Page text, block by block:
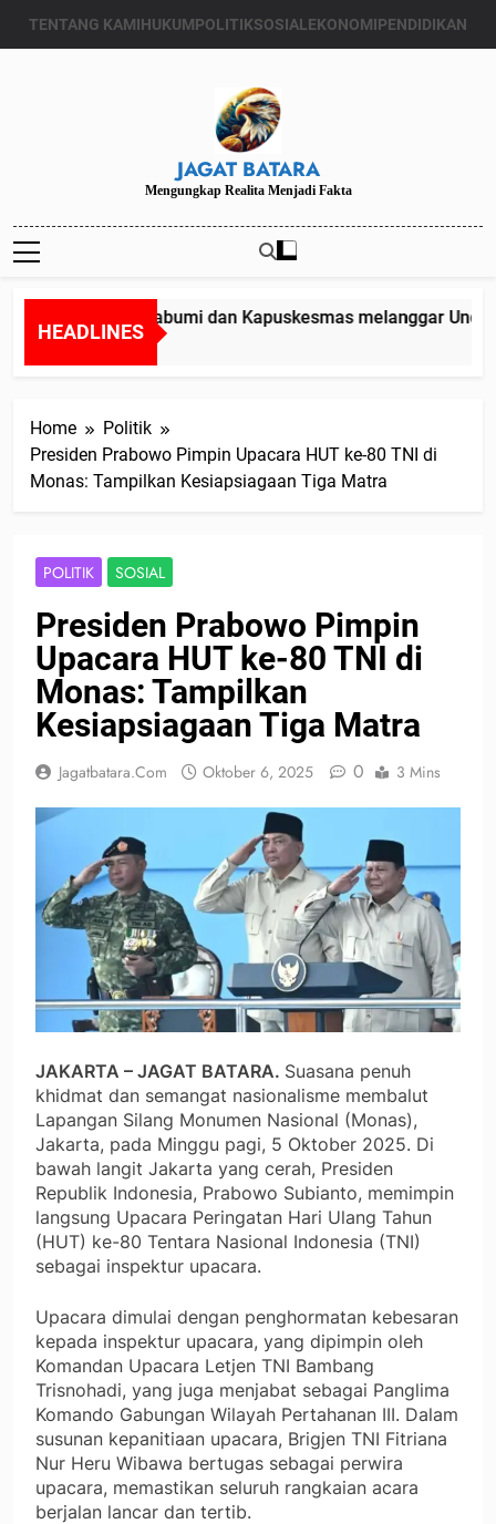
TENTANG KAMIHUKUMPOLITIKSOSIALEKONOMIPENDIDIKAN
JAGAT BATARA
Mengungkap Realita Menjadi Fakta
HEADLINES
Kab. Sukabumi dan Kapuskesmas melanggar
Home
Politik
Presiden Prabowo Pimpin Upacara HUT ke-80 TNI di
Monas: Tampilkan Kesiapsiagaan Tiga Matra
POLITIK SOSIAL
Presiden Prabowo Pimpin
Upacara HUT ke-80 TNI di
Monas: Tampilkan
Kesiapsiagaan Tiga Matra
Jagatbatara.com Oktober 6, 2025 0 3 Mins
JAKARTA – JAGAT BATARA. Suasana penuh
khidmat dan semangat nasionalisme membalut
Lapangan Silang Monumen Nasional (Monas),
Jakarta, pada Minggu pagi, 5 Oktober 2025. Di
bawah langit Jakarta yang cerah, Presiden
Republik Indonesia, Prabowo Subianto, memimpin
langsung Upacara Peringatan Hari Ulang Tahun
(HUT) ke-80 Tentara Nasional Indonesia (TNI)
sebagai inspektur upacara.
Upacara dimulai dengan penghormatan kebesaran
kepada inspektur upacara, yang dipimpin oleh
Komandan Upacara Letjen TNI Bambang
Trisnohadi, yang juga menjabat sebagai Panglima
Komando Gabungan Wilayah Pertahanan III. Dalam
susunan kepanitiaan upacara, Brigjen TNI Fitriana
Nur Heru Wibawa bertugas sebagai perwira
upacara, memastikan seluruh rangkaian acara
berjalan lancar dan tertib.